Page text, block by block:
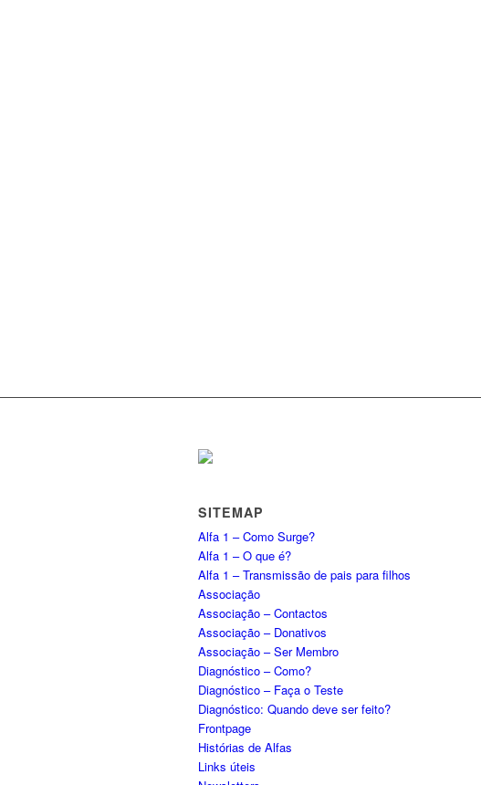
SITEMAP
Alfa 1 – Como Surge?
Alfa 1 – O que é?
Alfa 1 – Transmissão de pais para filhos
Associação
Associação – Contactos
Associação – Donativos
Associação – Ser Membro
Diagnóstico – Como?
Diagnóstico – Faça o Teste
Diagnóstico: Quando deve ser feito?
Frontpage
Histórias de Alfas
Links úteis